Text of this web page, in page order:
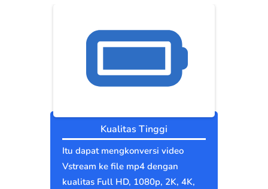
Kualitas Tinggi
Itu dapat mengkonversi video
Vstream ke file mp4 dengan
kualitas Full HD, 1080p, 2K, 4K,